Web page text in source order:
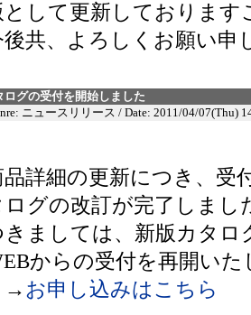
として更新しておりま
後共、よろしくお願い申
ログの受付を開始しました
ニュースリリース / Date: 2011/04/07(Thu)
品詳細の更新につき、受
ログの改訂が完了しまし
きましては、新版カタロ
からの受付を再開いた
お申し込みはこちら